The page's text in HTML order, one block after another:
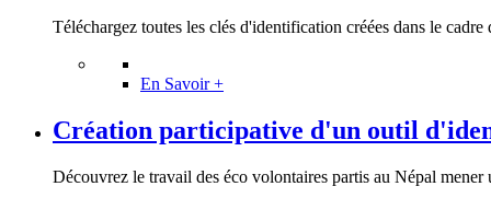
Téléchargez toutes les clés d'identification créées dans le cadre
En Savoir +
Création participative d'un outil
Découvrez le travail des éco volontaires partis au Népal mener